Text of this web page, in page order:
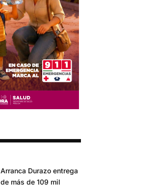
Arranca Durazo entrega
de más de 109 mil